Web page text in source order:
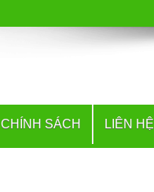
CHÍNH SÁCH LIÊN HỆ